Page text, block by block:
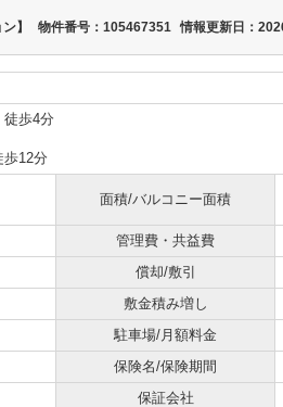
】 物件番号：105467351 情報更新日：
徒歩4分
歩12分
面積/バルコニー面積
管理費・共益費
償却/敷引
敷金積み増し
駐車場/月額料金
保険名/保険期間
保証会社